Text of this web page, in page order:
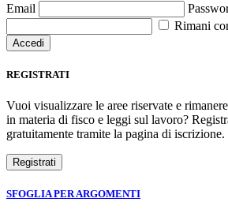
Email
Rimani
REGISTRATI
Vuoi visualizzare le aree riservate e
in materia di fisco e leggi sul lavoro?
gratuitamente tramite la pagina di iscrizione.
SFOGLIA PER ARGOMENTI